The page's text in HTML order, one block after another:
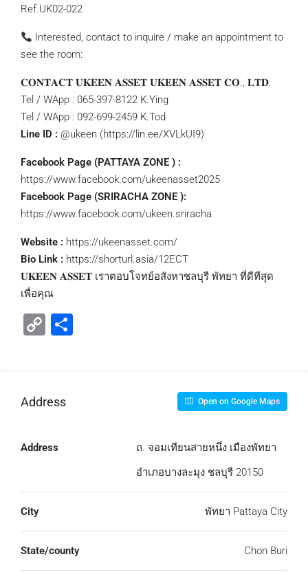
Ref.UK02-022
Interested, contact to inquire / make an appointment to
see the room:
𝐂𝐎𝐍𝐓𝐀𝐂𝐓 𝐔𝐊𝐄𝐄𝐍 𝐀𝐒𝐒𝐄𝐓 𝐔𝐊𝐄𝐄𝐍 𝐀𝐒𝐒𝐄𝐓 𝐂𝐎., 𝐋𝐓𝐃.
Tel / WApp : 065-397-8122 K.Ying
Tel / WApp : 092-699-2459 K.Tod
Line ID : @ukeen (https://lin.ee/XVLkUI9)
Facebook Page (PATTAYA ZONE ) :
https://www.facebook.com/ukeenasset2025
Facebook Page (SRIRACHA ZONE ):
https://www.facebook.com/ukeen.sriracha
Website : https://ukeenasset.com/
Bio Link : https://shorturl.asia/12ECT
𝐔𝐊𝐄𝐄𝐍 𝐀𝐒𝐒𝐄𝐓 เราตอบโจทย์อสังหาชลบุรี พัทยา ที่ดีทีสุด
เพื่อคุณ
Copy
Address Open on Google Maps
Address
ถ. จอมเทียนสายหนึ่ง เมืองพัทยา
อำเภอบางละมุง ชลบุรี 20150
City พัทยา Pattaya City
State/county Chon Buri